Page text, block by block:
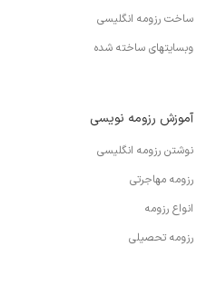
ساخت رزومه انگلیسی
وبسایتهای ساخته شده
آموزش رزومه نویسی
نوشتن رزومه انگلیسی
رزومه مهاجرتی
انواع رزومه
رزومه تحصیلی